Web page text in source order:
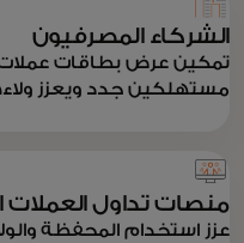
الشركاء المصرفيون
تمكين عرض بطاقات
مستهلكين جدد ويعزز
منصات تداول العملات
عزز استخدام المحفظة